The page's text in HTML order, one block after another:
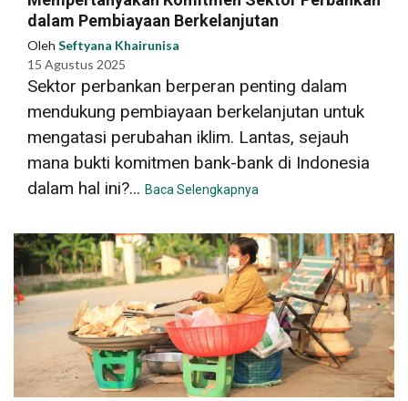
dalam Pembiayaan Berkelanjutan
Oleh Seftyana Khairunisa
15 Agustus 2025
Sektor perbankan berperan penting dalam
mendukung pembiayaan berkelanjutan untuk
mengatasi perubahan iklim. Lantas, sejauh
mana bukti komitmen bank-bank di Indonesia
dalam hal ini?... Baca Selengkapnya